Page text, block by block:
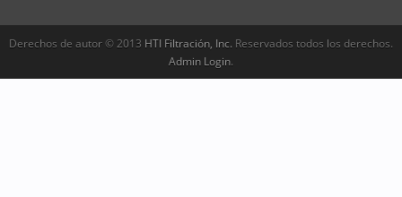
Derechos de autor © 2013 HTI Filtración, Inc. Reservados todos los derechos.
Admin Login.